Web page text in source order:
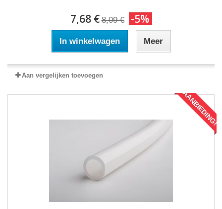
7,68 € 8,09 € -5%
In winkelwagen Meer
Aan vergelijken toevoegen
AANBIEDING!